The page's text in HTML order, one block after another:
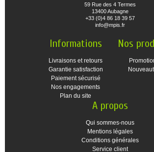
59 Rue des 4 Termes
13400 Aubagne
+33 (0)4 86 18 39 57
info@mpis.fr
Informations
Livraisons et retours
Garantie satisfaction
Paiement sécurisé
Nos engagements
Plan du site
Nos
A propos
Qui sommes-nous
Mentions légales
Conditions générales
Service client